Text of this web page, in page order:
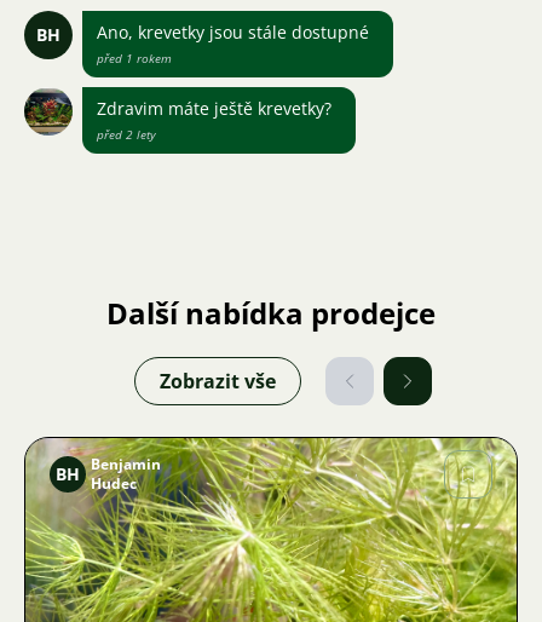
BH Ano, krevetky jsou stále dostupné
před 1 rokem
Zdravim máte ještě krevetky?
před 2 lety
Další nabídka prodejce
Zobrazit vše
Obrázek
BH Benjamin
Hudec